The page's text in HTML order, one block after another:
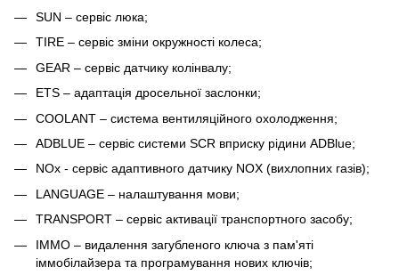
SUN – сервіс люка;
TIRE – сервіс зміни окружності колеса;
GEAR – сервіс датчику колінвалу;
ETS – адаптація дросельної заслонки;
COOLANT – система вентиляційного охолодження;
ADBLUE – сервіс системи SCR вприску рідини ADBlue;
NOx - сервіс адаптивного датчику NOX (вихлопних газів);
LANGUAGE – налаштування мови;
TRANSPORT – сервіс активації транспортного засобу;
IMMO – видалення загубленого ключа з пам'яті
іммобілайзера та програмування нових ключів;